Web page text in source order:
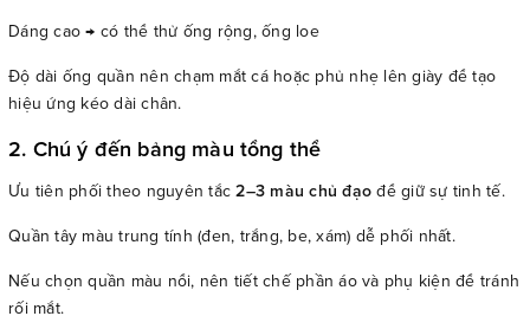
Dáng cao → có thể thử ống rộng, ống loe
Độ dài ống quần nên chạm mắt cá hoặc phủ nhẹ lên giày để tạo
hiệu ứng kéo dài chân.
2. Chú ý đến bảng màu tổng thể
Ưu tiên phối theo nguyên tắc2–3 màu chủ đạo để giữ sự tinh tế.
Quần tây màu trung tính (đen, trắng, be, xám) dễ phối nhất.
Nếu chọn quần màu nổi, nên tiết chế phần áo và phụ kiện để tránh
rối mắt.